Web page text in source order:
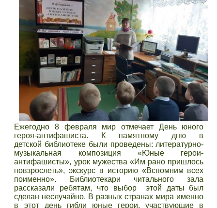
Ежегодно 8 февраля мир отмечает День юного
героя-антифашиста. К памятному дню в
детской библиотеке были проведены: литературно-
музыкальная композиция «Юные герои-
антифашисты», урок мужества «Им рано пришлось
повзрослеть», экскурс в историю «Вспомним всех
поименно». Библиотекари читального зала
рассказали ребятам, что выбор этой даты был
сделан неслучайно. В разных странах мира именно
в этот день гибли юные герои, участвующие в